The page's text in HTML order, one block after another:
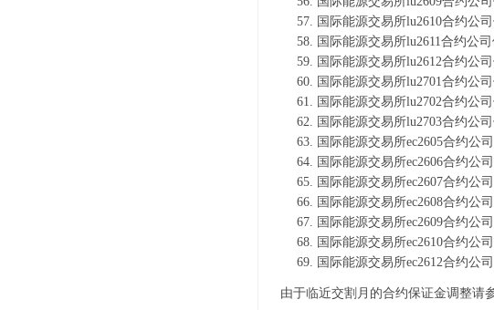
国际能源交易所lu2610合约公
国际能源交易所lu2611合约公
国际能源交易所lu2612合约公
国际能源交易所lu2701合约公
国际能源交易所lu2702合约公
国际能源交易所lu2703合约公
国际能源交易所ec2605合约公
国际能源交易所ec2606合约公
国际能源交易所ec2607合约公
国际能源交易所ec2608合约公
国际能源交易所ec2609合约公
国际能源交易所ec2610合约公
国际能源交易所ec2612合约公
由于临近交割月的合约保证金调整请